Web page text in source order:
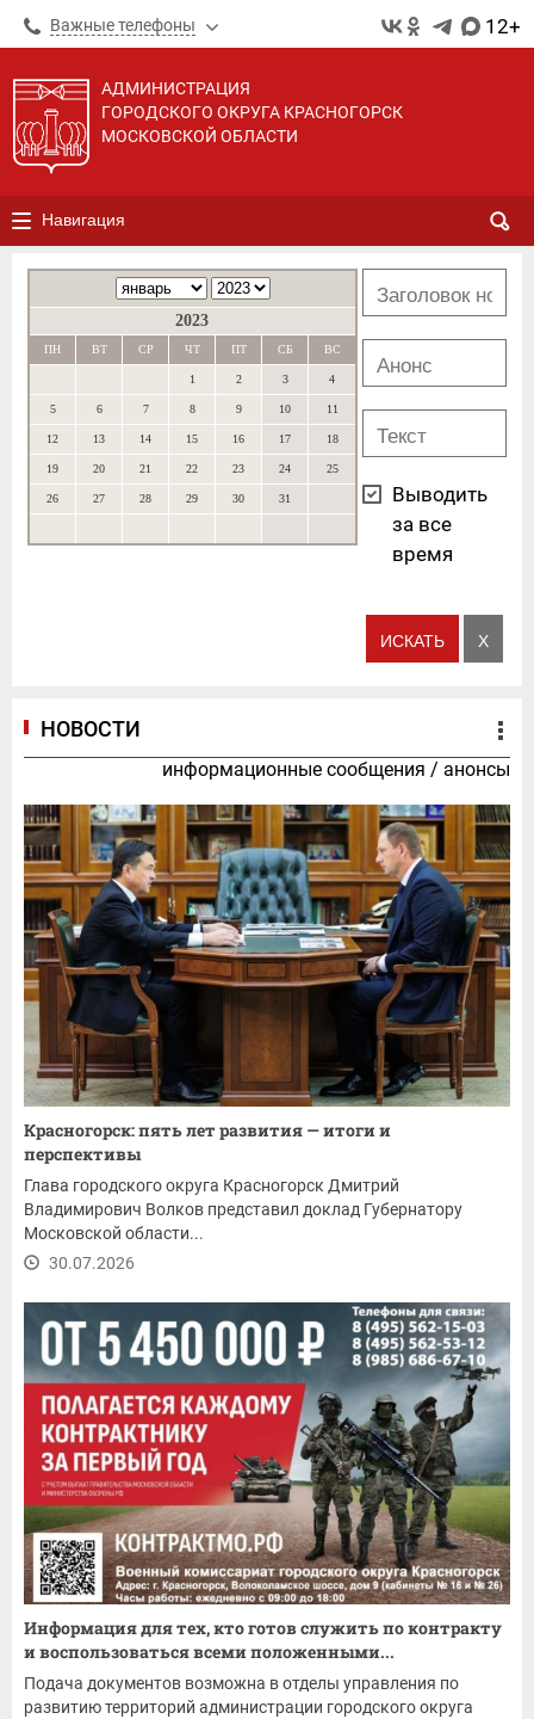
Важные телефоны 12+
АДМИНИСТРАЦИЯ
ГОРОДСКОГО ОКРУГА КРАСНОГОРСК
МОСКОВСКОЙ ОБЛАСТИ
Навигация
2023
ПН ВТ СР ЧТ ПТ СБ ВС
1 2 3 4
5 6 7 8 9 10 11
12 13 14 15 16 17 18
19 20 21 22 23 24 25
26 27 28 29 30 31
Выводить
за все
время
НОВОСТИ
информационные сообщения / анонсы
Красногорск: пять лет развития — итоги и
перспективы
Глава городского округа Красногорск Дмитрий
Владимирович Волков представил доклад Губернатору
Московской области...
30.07.2026
Информация для тех, кто готов служить по контракту
и воспользоваться всеми положенными...
Подача документов возможна в отделы управления по
развитию территорий администрации городского округа